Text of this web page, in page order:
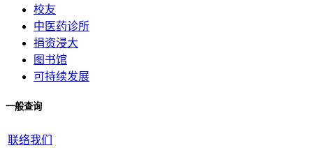
校友
中医药诊所
捐资浸大
图书馆
可持续发展
一般查询
联络我们